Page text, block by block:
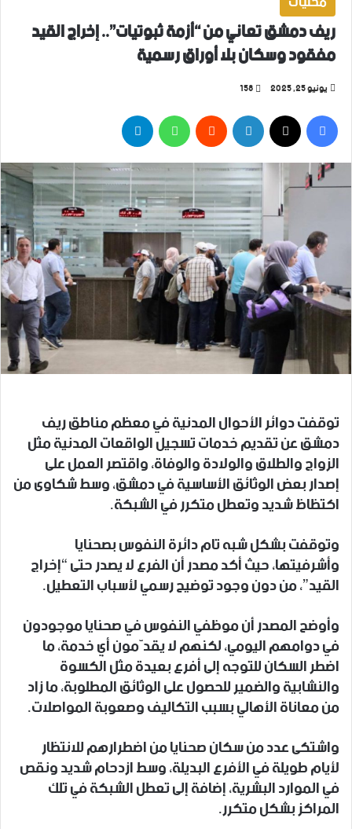
ريف دمشق تعاني من “أزمة ثبوتيات”.. إخراج القيد
مفقود وسكان بلا أوراق رسمية
يونيو 25, 2025 158
فيسبوك‫X لينكدإن واتساب
توقفت دوائر الأحوال المدنية في معظم مناطق ريف
دمشق عن تقديم خدمات تسجيل الواقعات المدنية مثل
الزواج والطلاق والولادة والوفاة، واقتصر العمل على
إصدار بعض الوثائق الأساسية في دمشق، وسط شكاوى من
اكتظاظ شديد وتعطل متكرر في الشبكة.
وتوقفت بشكل شبه تام دائرة النفوس بصحنايا
وأشرفيتها، حيث أكد مصدر أن الفرع لا يصدر حتى “إخراج
القيد”، من دون وجود توضيح رسمي لأسباب التعطيل.
وأوضح المصدر أن موظفي النفوس في صحنايا موجودون
في دوامهم اليومي، لكنهم لا يقدّمون أي خدمة، ما
اضطر السكان للتوجه إلى أفرع بعيدة مثل الكسوة
والنشابية والضمير للحصول على الوثائق المطلوبة، ما زاد
من معاناة الأهالي بسبب التكاليف وصعوبة المواصلات.
واشتكى عدد من سكان صحنايا من اضطرارهم للانتظار
لأيام طويلة في الأفرع البديلة، وسط ازدحام شديد ونقص
في الموارد البشرية، إضافة إلى تعطل الشبكة في تلك
المراكز بشكل متكرر.